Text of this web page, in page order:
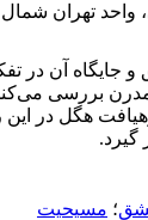
واحد تهران شمال
و جایگاه آن
بررسی
هگل در
؛ مسیحیت